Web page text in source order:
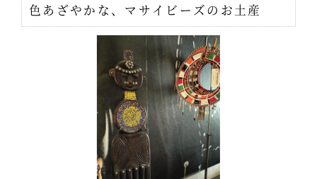
色あざやかな、マサイビーズのお土産